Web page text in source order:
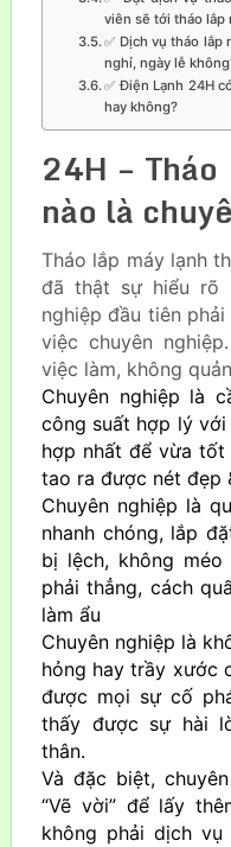
viên sẽ tới tháo lắp
✅ Dịch vụ tháo lắp
nghỉ, ngày lễ
✅ Điện Lạnh 24H
hay không?
24H –
nào là
Tháo lắp máy lạnh
đã thật sự hiểu rõ
nghiệp đầu tiên
việc chuyên
việc làm, không
Chuyên nghiệp là
công suất hợp lý
hợp nhất để vừa
tao ra được nét đẹp
Chuyên nghiệp là
nhanh chóng, lắp
bị lệch, không
phải thẳng, cách
làm ẩu
Chuyên nghiệp là
hỏng hay trầy xước
được mọi sự cố
thấy được sự hài
thân.
Và đặc biệt,
“Vẽ vời” để lấy
không phải dịch